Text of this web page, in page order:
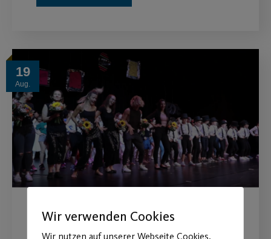
19
Aug.
Sommershow “Reise durch
Wir verwenden Cookies
Wir nutzen auf unserer Webseite Cookies.